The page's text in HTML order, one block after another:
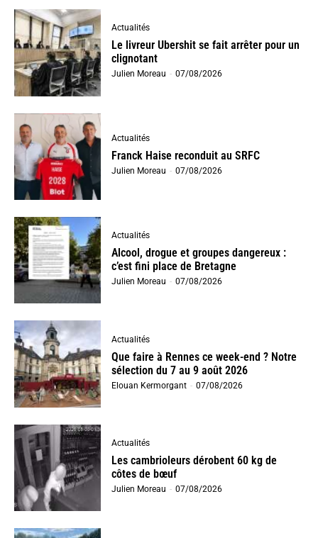
Actualités
Le livreur Ubershit se fait arrêter pour un
clignotant
Julien Moreau - 07/08/2026
Actualités
Franck Haise reconduit au SRFC
Julien Moreau - 07/08/2026
Actualités
Alcool, drogue et groupes dangereux :
c’est fini place de Bretagne
Julien Moreau - 07/08/2026
Actualités
Que faire à Rennes ce week-end ? Notre
sélection du 7 au 9 août 2026
Elouan Kermorgant - 07/08/2026
Actualités
Les cambrioleurs dérobent 60 kg de
côtes de bœuf
Julien Moreau - 07/08/2026